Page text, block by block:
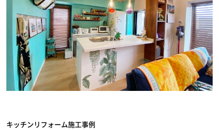
キッチンリフォーム施工事例